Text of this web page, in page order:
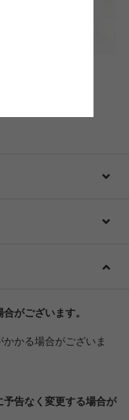
がございます。
かる場合がございま
告なく変更する場合が